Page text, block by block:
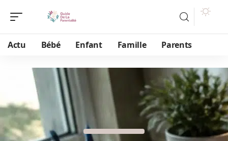
Actu Bébé Enfant Famille Parents